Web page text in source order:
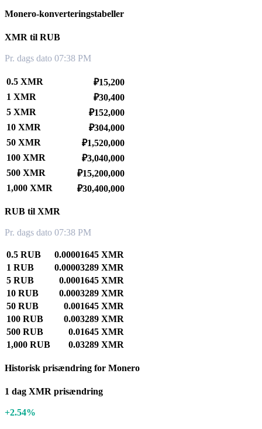
Monero-konverteringstabeller
XMR til RUB
Pr. dags dato 07:38 PM
0.5 XMR
₽15,200
1 XMR
₽30,400
5 XMR
₽152,000
10 XMR
₽304,000
50 XMR
₽1,520,000
100 XMR
₽3,040,000
500 XMR
₽15,200,000
1,000 XMR
₽30,400,000
RUB til XMR
Pr. dags dato 07:38 PM
0.5 RUB
0.00001645 XMR
1 RUB
0.00003289 XMR
5 RUB
0.0001645 XMR
10 RUB
0.0003289 XMR
50 RUB
0.001645 XMR
100 RUB
0.003289 XMR
500 RUB
0.01645 XMR
1,000 RUB
0.03289 XMR
Historisk prisændring for Monero
1 dag XMR prisændring
+2.54%